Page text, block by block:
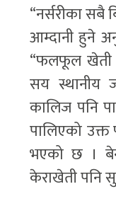
“नर्सरीका सबै
आम्दानी हुने
“फलफूल खेती
सय स्थानीय
कालिज पनि
पालिएको उक्त
भएको छ ।
केराखेती पनि